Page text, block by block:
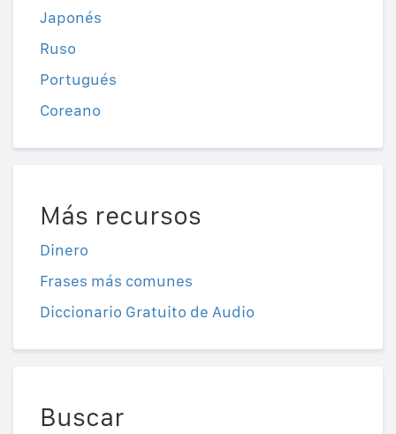
Japonés
Ruso
Portugués
Coreano
Más recursos
Dinero
Frases más comunes
Diccionario Gratuito de Audio
Buscar